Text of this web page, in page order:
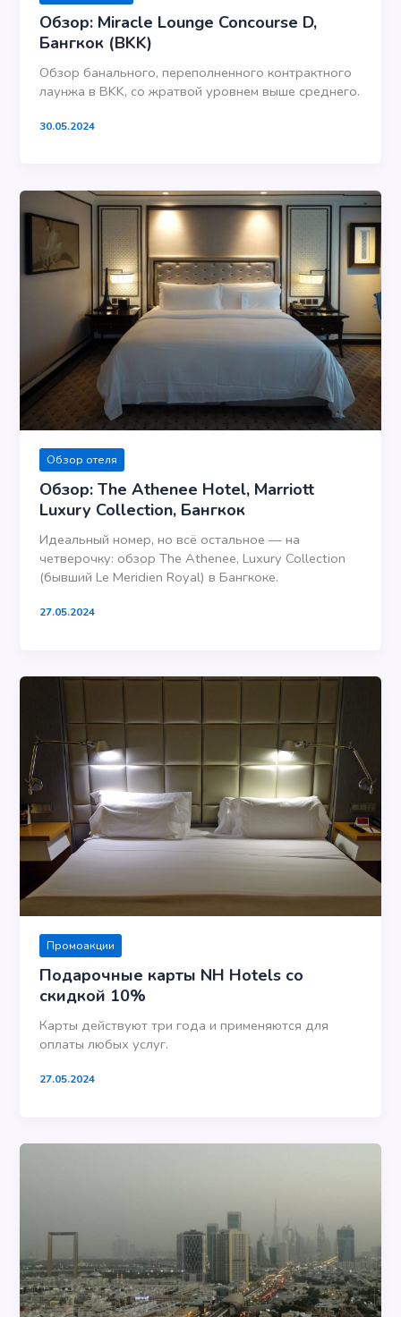
Обзор: Miracle Lounge Concourse D,
Бангкок (BKK)
Обзор банального, переполненного контрактного
лаунжа в BKK, со жратвой уровнем выше среднего.
30.05.2024
Обзор отеля
Обзор: The Athenee Hotel, Marriott
Luxury Collection, Бангкок
Идеальный номер, но всё остальное — на
четверочку: обзор The Athenee, Luxury Collection
(бывший Le Meridien Royal) в Бангкоке.
27.05.2024
Промоакции
Подарочные карты NH Hotels со
скидкой 10%
Карты действуют три года и применяются для
оплаты любых услуг.
27.05.2024